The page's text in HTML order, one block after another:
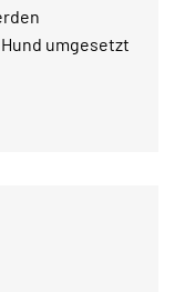
umgesetzt